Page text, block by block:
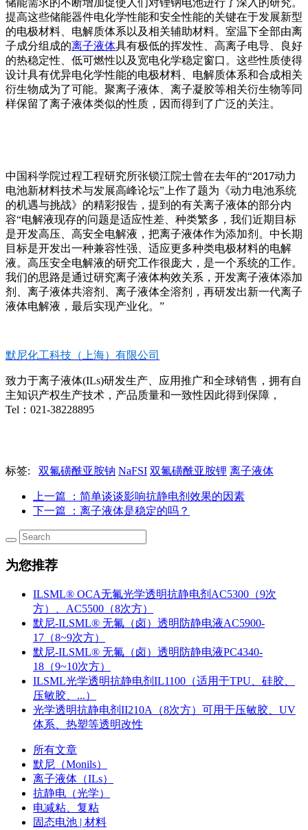
提高这些储能器件电化学性能和安全性能的关键在于发展新型
的电极材料、电解质体系以及相关辅助材料。室温下全部由离
子成分组成的离子液体具有极低的挥发性、高离子电导、良好
的热稳定性、低可燃性以及宽电化学稳定窗口。这些性质使得
设计具有优异电化学性能的电极材料、电解质体系和合成相关
衍生物成为了可能。聚离子液体、离子凝胶等相关衍生物等同
样保留了离子液体类似的性质，因而得到了广泛的关注。
中国科学院过程工程研究所张锁江院士曾在去年的“2017动力
电池新材料技术与发展高峰论坛”上作了题为《动力电池系统
的机遇与挑战》的精彩报告，提到的有关离子液体的部分内
容“电解液现存的问题是适应性差、种类繁多，我们近期目标
是开发高压、高安全电解液，把离子液体作为添加剂。中长期
目标是开发出一种兼容性强、适应更多种类电极材料的电解
液。高压安全电解液的研究工作很庞大，是一个系统的工作。
我们的思路是通过研究离子液体构效关系，开发离子液体添加
剂、离子液体共溶剂、离子液体全溶剂，再研发出新一代离子
液体电解液，最后实现产业化。”
默尼化工科技（上海）有限公司
致力于离子液体(ILs)研发生产、应用推广和全球销售，拥有自
主知识产权生产技术，产品质量和一致性因此得到保障，
Tel：021-38228895
标签: 双氟磺酰亚胺钠 NaFSI 双氟磺酰亚胺锂 离子液体
上一篇
：简单谈谈影响抗静电剂效果的因素
下一篇
：离子液体是稳定的吗？
为您推荐
ILSML® OCA无氟光学透明抗静电剂AC5300（9次
方）、AC5500（8次方）
默尼-ILSML® 无氟（卤）透明防静电液AC5900-
17（8~9次方）
默尼-ILSML® 无氟（卤）透明防静电液PC4340-
18（9~10次方）
ILSML光学透明抗静电剂IL1100（适用于TPU、硅胶、
压敏胶、...）
光学透明抗静电剂II210A（8次方）可用于压敏胶、UV
体系、热塑等透明改性
所有文章
默尼（Monils）
离子液体（ILs）
抗静电（光学）
电减粘、复粘
固态电池 | 材料